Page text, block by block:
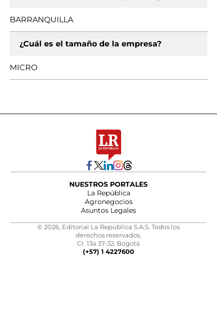
BARRANQUILLA
¿Cuál es el tamaño de la empresa?
MICRO
NUESTROS PORTALES
La República
Agronegocios
Asuntos Legales
© 2026, Editorial La República S.A.S. Todos los
derechos reservados.
Cr. 13a 37-32, Bogotá
(+57) 1 4227600